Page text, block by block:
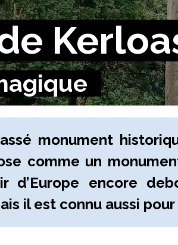
monument
comme un
d’Europe encore
il est connu aussi